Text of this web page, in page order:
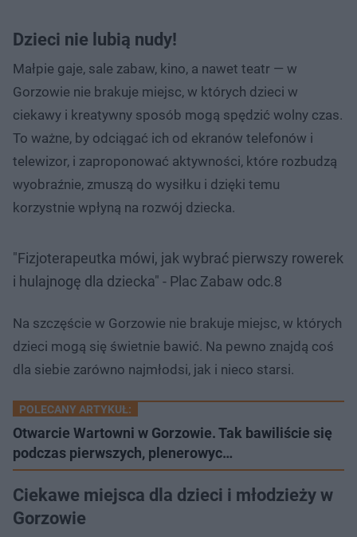
Dzieci nie lubią nudy!
Małpie gaje, sale zabaw, kino, a nawet teatr — w
Gorzowie nie brakuje miejsc, w których dzieci w
ciekawy i kreatywny sposób mogą spędzić wolny czas.
To ważne, by odciągać ich od ekranów telefonów i
telewizor, i zaproponować aktywności, które rozbudzą
wyobraźnie, zmuszą do wysiłku i dzięki temu
korzystnie wpłyną na rozwój dziecka.
"Fizjoterapeutka mówi, jak wybrać pierwszy rowerek
i hulajnogę dla dziecka" - Plac Zabaw odc.8
Na szczęście w Gorzowie nie brakuje miejsc, w których
dzieci mogą się świetnie bawić. Na pewno znajdą coś
dla siebie zarówno najmłodsi, jak i nieco starsi.
POLECANY ARTYKUŁ:
Otwarcie Wartowni w Gorzowie. Tak bawiliście się
podczas pierwszych, plenerowyc…
Ciekawe miejsca dla dzieci i młodzieży w
Gorzowie